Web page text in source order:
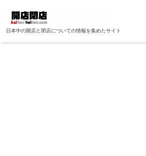
日本中の開店と閉店についての情報を集めたサイト